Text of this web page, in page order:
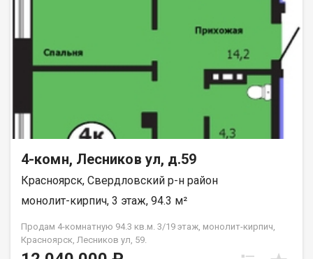
4-комн, Лесников ул, д.59
Красноярск, Свердловский р-н район
монолит-кирпич, 3 этаж, 94.3 м²
Продам 4-комнатную 94.3 кв.м. 3/19 этаж, монолит-кирпич,
Красноярск, Лесников ул, 59.